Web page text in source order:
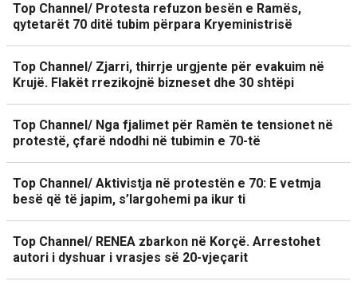
Top Channel/ Protesta refuzon besën e Ramës,
qytetarët 70 ditë tubim përpara Kryeministrisë
Top Channel/ Zjarri, thirrje urgjente për evakuim në
Krujë. Flakët rrezikojnë bizneset dhe 30 shtëpi
Top Channel/ Nga fjalimet për Ramën te tensionet në
protestë, çfarë ndodhi në tubimin e 70-të
Top Channel/ Aktivistja në protestën e 70: E vetmja
besë që të japim, s’largohemi pa ikur ti
Top Channel/ RENEA zbarkon në Korçë. Arrestohet
autori i dyshuar i vrasjes së 20-vjeçarit